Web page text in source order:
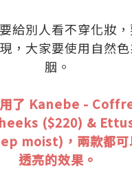
給別人看不穿化妝
，大家要使用自然
胭。
了 Kanebe -
($220) &
moist)，兩款都可
透亮的效果。